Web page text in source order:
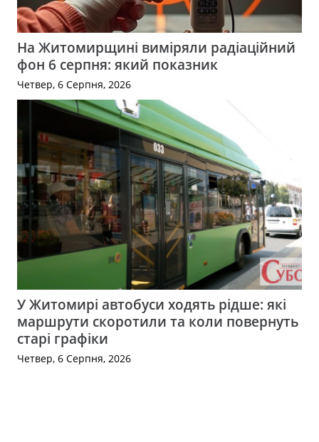
На Житомирщині виміряли радіаційний
фон 6 серпня: який показник
Четвер, 6 Серпня, 2026
У Житомирі автобуси ходять рідше: які
маршрути скоротили та коли повернуть
старі графіки
Четвер, 6 Серпня, 2026